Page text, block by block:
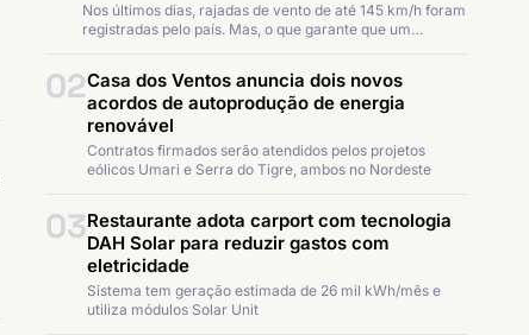
Nos últimos dias, rajadas de vento de até 145 km/h foram
registradas pelo país. Mas, o que garante que um…
02Casa dos Ventos anuncia dois novos
acordos de autoprodução de energia
renovável
Contratos firmados serão atendidos pelos projetos
eólicos Umari e Serra do Tigre, ambos no Nordeste
03Restaurante adota carport com tecnologia
DAH Solar para reduzir gastos com
eletricidade
Sistema tem geração estimada de 26 mil kWh/mês e
utiliza módulos Solar Unit